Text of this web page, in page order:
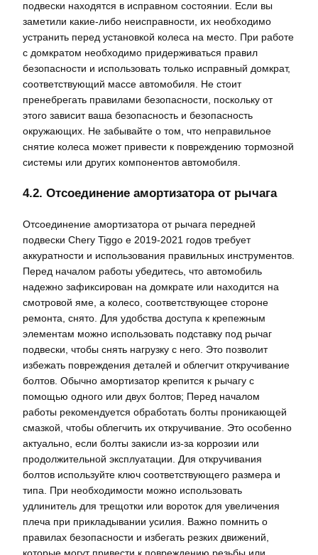
подвески находятся в исправном состоянии. Если вы
заметили какие-либо неисправности, их необходимо
устранить перед установкой колеса на место. При работе
с домкратом необходимо придерживаться правил
безопасности и использовать только исправный домкрат,
соответствующий массе автомобиля. Не стоит
пренебрегать правилами безопасности, поскольку от
этого зависит ваша безопасность и безопасность
окружающих. Не забывайте о том, что неправильное
снятие колеса может привести к повреждению тормозной
системы или других компонентов автомобиля.
4.2. Отсоединение амортизатора от рычага
Отсоединение амортизатора от рычага передней
подвески Chery Tiggo e 2019-2021 годов требует
аккуратности и использования правильных инструментов.
Перед началом работы убедитесь, что автомобиль
надежно зафиксирован на домкрате или находится на
смотровой яме, а колесо, соответствующее стороне
ремонта, снято. Для удобства доступа к крепежным
элементам можно использовать подставку под рычаг
подвески, чтобы снять нагрузку с него. Это позволит
избежать повреждения деталей и облегчит откручивание
болтов. Обычно амортизатор крепится к рычагу с
помощью одного или двух болтов; Перед началом
работы рекомендуется обработать болты проникающей
смазкой, чтобы облегчить их откручивание. Это особенно
актуально, если болты закисли из-за коррозии или
продолжительной эксплуатации. Для откручивания
болтов используйте ключ соответствующего размера и
типа. При необходимости можно использовать
удлинитель для трещотки или вороток для увеличения
плеча при прикладывании усилия. Важно помнить о
правилах безопасности и избегать резких движений,